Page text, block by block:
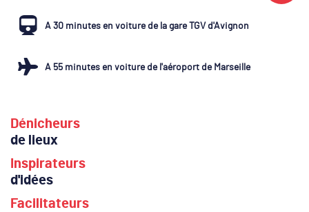
A 30 minutes en voiture de la gare TGV d'Avignon
A 55 minutes en voiture de l'aéroport de Marseille
Dénicheurs
de lieux
Inspirateurs
d'idées
Facilitateurs